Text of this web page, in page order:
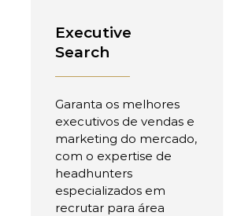
Executive
Search
Garanta os melhores
executivos de vendas e
marketing do mercado,
com o expertise de
headhunters
especializados em
recrutar para área